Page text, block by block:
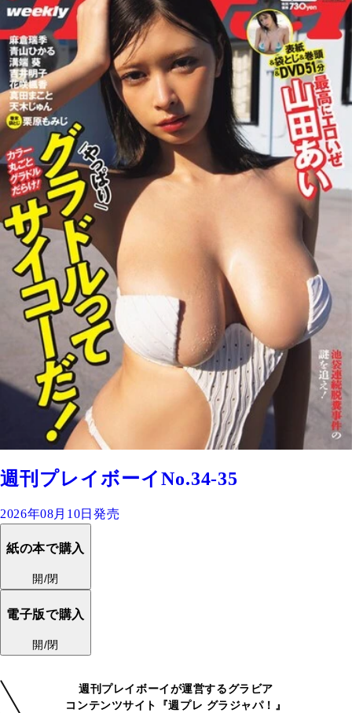
週刊プレイボーイNo.34-35
2026年08月10日発売
紙の本で購入
開/閉
電子版で購入
開/閉
週刊プレイボーイが運営するグラビア
コンテンツサイト『週プレ グラジャパ！』